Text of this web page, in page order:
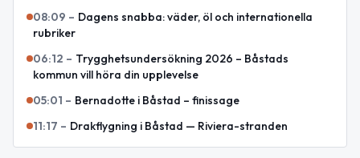
08:09 – Dagens snabba: väder, öl och internationella
rubriker
06:12 – Trygghetsundersökning 2026 – Båstads
kommun vill höra din upplevelse
05:01 – Bernadotte i Båstad – finissage
11:17 – Drakflygning i Båstad — Riviera-stranden